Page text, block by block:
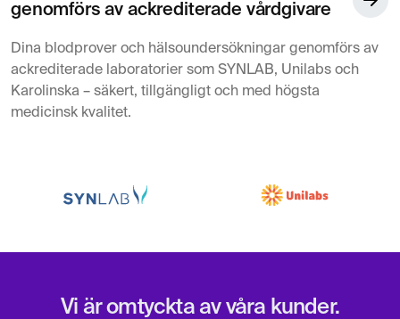
genomförs av ackrediterade vårdgivare
Dina blodprover och hälsoundersökningar genomförs av
ackrediterade laboratorier som SYNLAB, Unilabs och
Karolinska – säkert, tillgängligt och med högsta
medicinsk kvalitet.
Vi är omtyckta av våra kunder.